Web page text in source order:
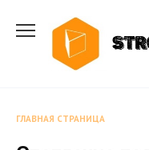
содержанию
ГЛАВНАЯ СТРАНИЦА